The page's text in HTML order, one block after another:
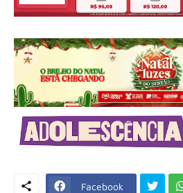
Facebook